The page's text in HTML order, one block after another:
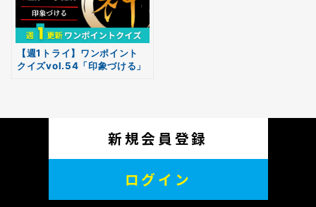
【週1トライ】ワンポイント
クイズvol.54「印象づける」
新規会員登録
ログイン